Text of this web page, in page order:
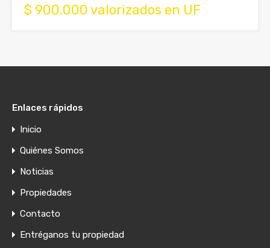
$ 900.000 valorizados en UF
Enlaces rápidos
Inicio
Quiénes Somos
Noticias
Propiedades
Contacto
Entréganos tu propiedad